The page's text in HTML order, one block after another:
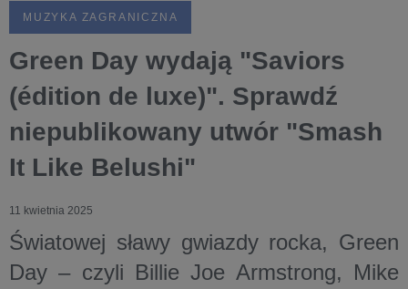
MUZYKA ZAGRANICZNA
Green Day wydają "Saviors
(édition de luxe)". Sprawdź
niepublikowany utwór "Smash
It Like Belushi"
11 kwietnia 2025
Światowej sławy gwiazdy rocka, Green
Day – czyli Billie Joe Armstrong, Mike